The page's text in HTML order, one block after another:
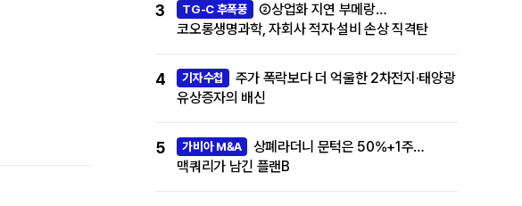
3 TG-C 후폭풍
②상업화 지연 부메랑…
코오롱생명과학, 자회사 적자·설비 손상 직격탄
4 기자수첩
주가 폭락보다 더 억울한 2차전지·태양광
유상증자의 배신
5 가비아 M&A
상폐라더니 문턱은 50%+1주…
맥쿼리가 남긴 플랜B